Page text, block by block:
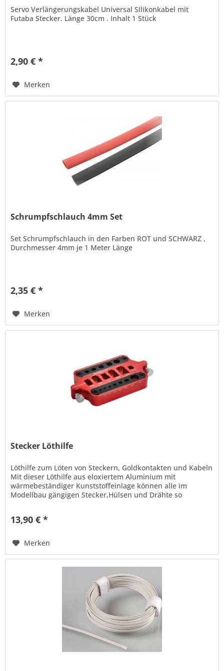
Servo Verlängerungskabel Universal Silikonkabel mit
Futaba Stecker. Länge 30cm . Inhalt 1 Stück
2,90 € *
Merken
Schrumpfschlauch 4mm Set
Set Schrumpfschlauch in den Farben ROT und SCHWARZ ,
Durchmesser 4mm je 1 Meter Länge
2,35 € *
Merken
Stecker Löthilfe
Löthilfe zum Löten von Steckern, Goldkontakten und Kabeln
Mit dieser Löthilfe aus eloxiertem Aluminium mit
wärmebeständiger Kunststoffeinlage können alle im
Modellbau gängigen Stecker,Hülsen und Drähte so
13,90 € *
Merken